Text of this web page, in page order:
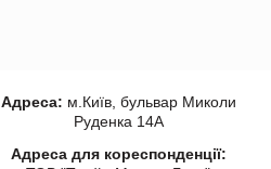
Адреса: м.Київ, бульвар Миколи
Руденка 14А
Адреса для кореспонденції: